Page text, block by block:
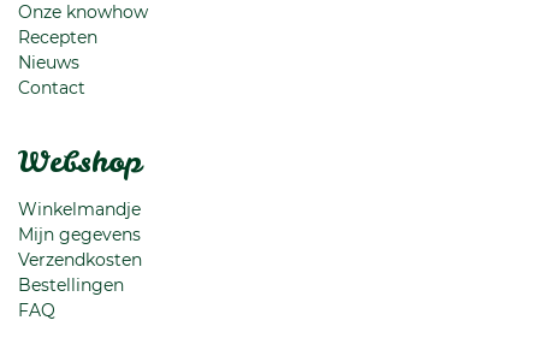
Onze knowhow
Recepten
Nieuws
Contact
Webshop
Winkelmandje
Mijn gegevens
Verzendkosten
Bestellingen
FAQ